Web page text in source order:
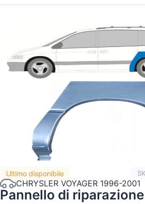
Ultimo disponibile
CHRYSLER VOYAGER 1996-2001
Pannello di riparazione